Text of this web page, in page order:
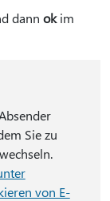
dann okim
Sie zu
von E-